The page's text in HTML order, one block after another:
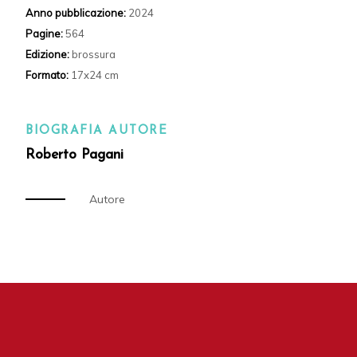
Anno pubblicazione: 2024
Pagine:564
Edizione: brossura
Formato: 17x24 cm
BIOGRAFIA AUTORE
Roberto Pagani
Autore